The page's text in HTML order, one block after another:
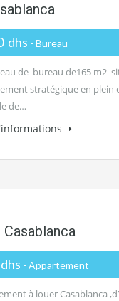
dhs - Bureau
de bureau de165 m2
stratégique en
de…
- Appartement
à louer Casablanca